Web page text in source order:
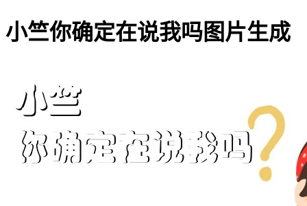
小竺你确定在说我吗图片生成